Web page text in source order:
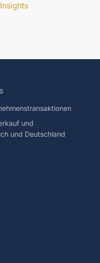
und
und Deutschland